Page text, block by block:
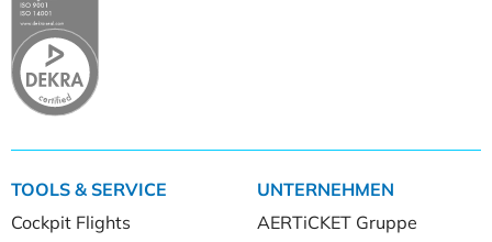
TOOLS & SERVICE
Cockpit Flights
UNTERNEHMEN
AERTiCKET Gruppe